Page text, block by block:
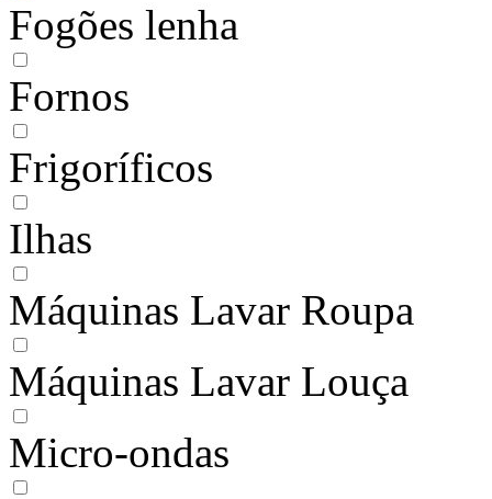
Fogões lenha
Fornos
Frigoríficos
Ilhas
Máquinas Lavar Roupa
Máquinas Lavar Louça
Micro-ondas